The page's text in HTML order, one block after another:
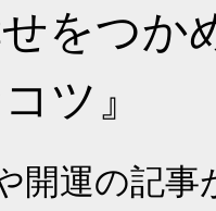
をつか
ツ』
開運の記